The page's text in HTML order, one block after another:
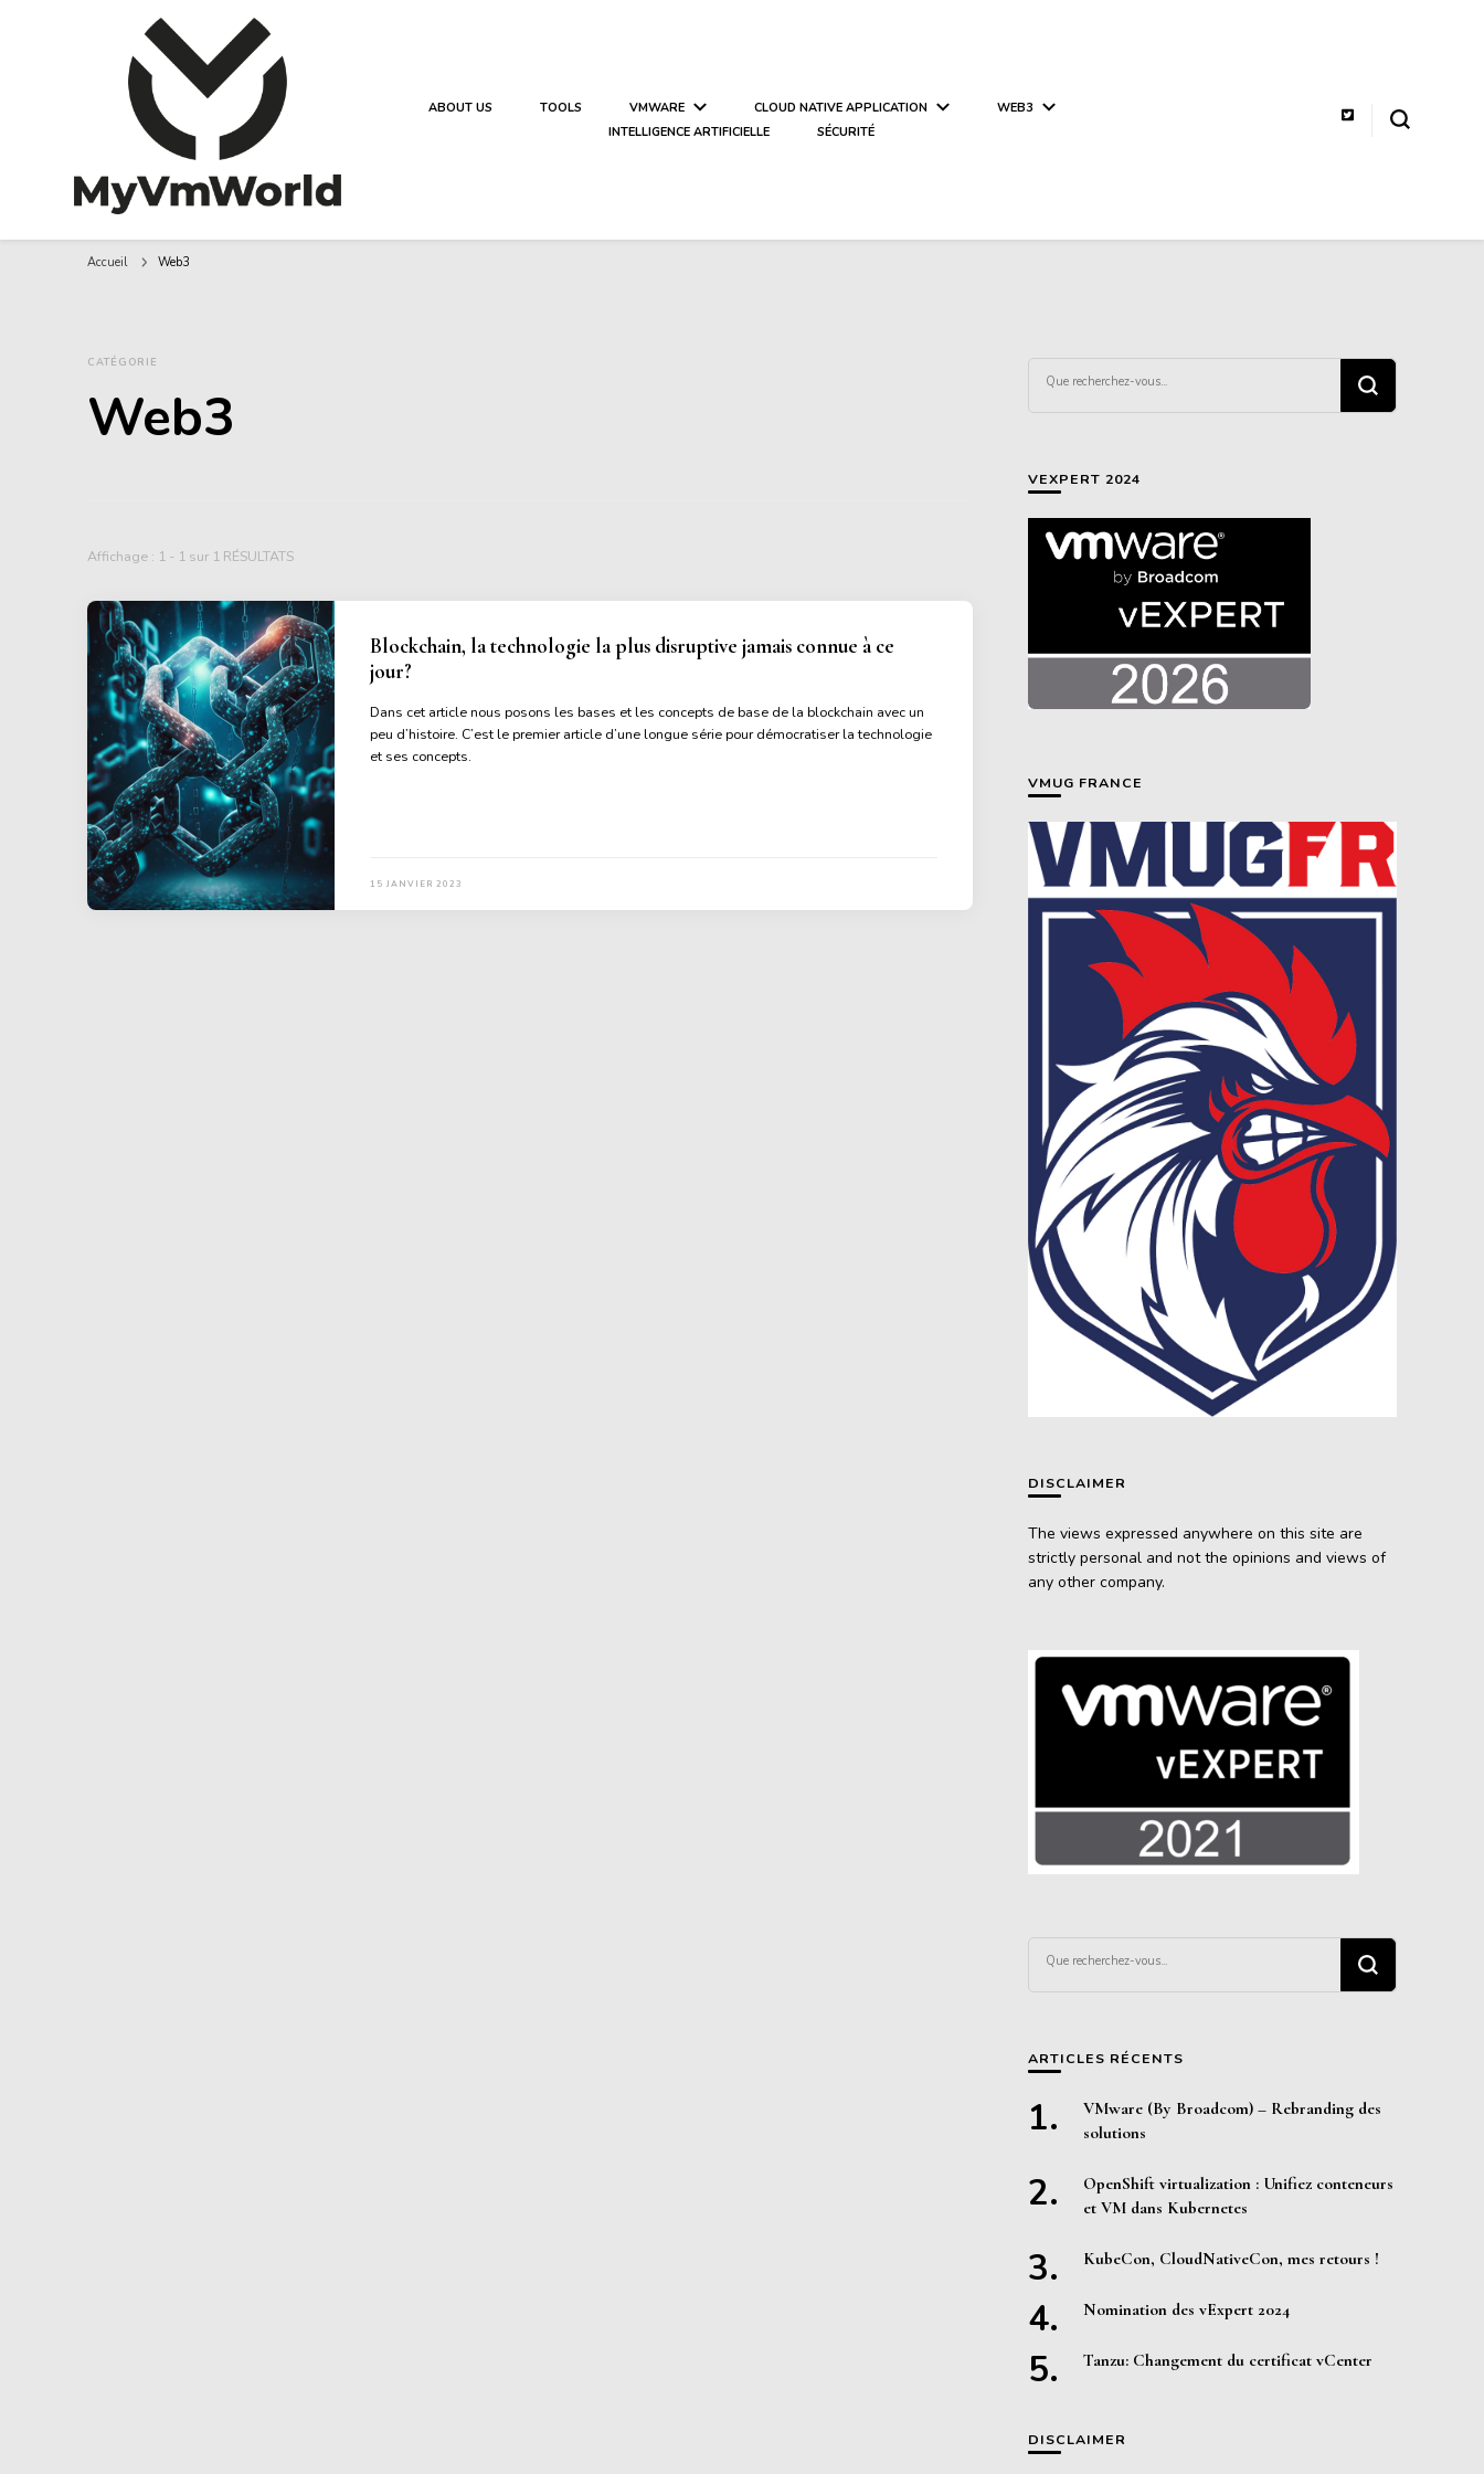
MyVMworld
ABOUT US TOOLS VMWARE CLOUD NATIVE APPLICATION
WEB3
INTELLIGENCE ARTIFICIELLE
SÉCURITÉ
Accueil Web3
CATÉGORIE
Web3
Affichage : 1 - 1 sur 1 RÉSULTATS
Blockchain, la technologie la plus disruptive jamais connue à ce
jour?
Dans cet article nous posons les bases et les concepts de base de la blockchain avec un
peu d’histoire. C’est le premier article d’une longue série pour démocratiser la technologie
et ses concepts.
15 JANVIER 2023
recherchiez
quelque
VEXPERT 2024
VMUG FRANCE
DISCLAIMER
The views expressed anywhere on this site are
strictly personal and not the opinions and views of
any other company.
recherchiez
quelque
ARTICLES RÉCENTS
VMware (By Broadcom) – Rebranding des
solutions
OpenShift virtualization : Unifiez conteneurs
et VM dans Kubernetes
KubeCon, CloudNativeCon, mes retours !
Nomination des vExpert 2024
Tanzu: Changement du certificat vCenter
DISCLAIMER